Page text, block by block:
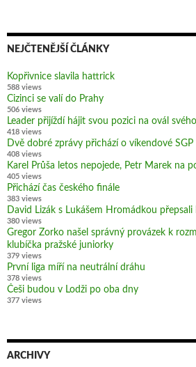
NEJČTENĚJŠÍ ČLÁNKY
Kopřivnice slavila hattrick
588 views
Cizinci se valí do Prahy
506 views
Leader přijíždí hájit svou pozici na ovál
418 views
Dvě dobré zprávy přichází o víkendové SGP
408 views
Karel Průša letos nepojede, Petr Marek na
405 views
Přichází čas českého finále
383 views
David Lizák s Lukášem Hromádkou přepsali
380 views
Gregor Zorko našel správný provázek k
klubíčka pražské juniorky
379 views
První liga míří na neutrální dráhu
378 views
Češi budou v Lodži po oba dny
377 views
ARCHIVY